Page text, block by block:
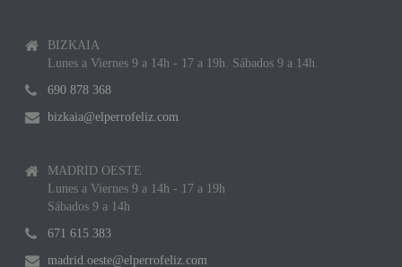
BIZKAIA
Lunes a Viernes 9 a 14h - 17 a 19h. Sábados 9 a 14h.
690 878 368
bizkaia@elperrofeliz.com
MADRID OESTE
Lunes a Viernes 9 a 14h - 17 a 19h
Sábados 9 a 14h
671 615 383
madrid.oeste@elperrofeliz.com